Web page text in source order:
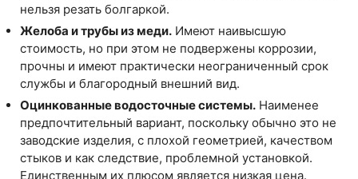
нельзя резать болгаркой.
Желоба и трубы из меди. Имеют наивысшую
стоимость, но при этом не подвержены коррозии,
прочны и имеют практически неограниченный срок
службы и благородный внешний вид.
Оцинкованные водосточные системы. Наименее
предпочтительный вариант, поскольку обычно это не
заводские изделия, с плохой геометрией, качеством
стыков и как следствие, проблемной установкой.
Единственным их плюсом является низкая цена.